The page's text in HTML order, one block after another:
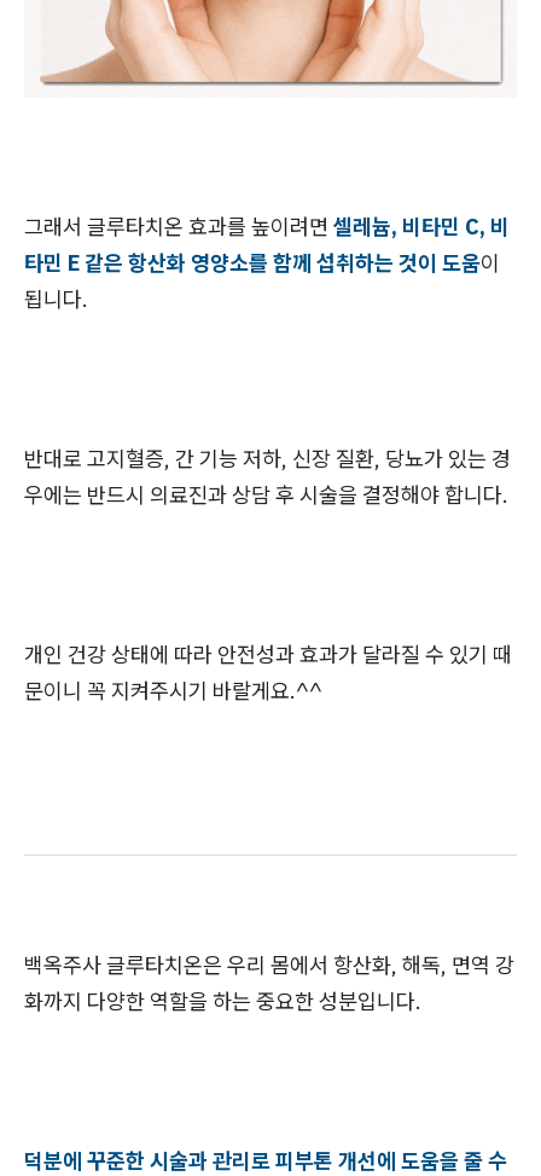
그래서 글루타치온 효과를 높이려면 셀레늄, 비타민 C, 비
타민 E 같은 항산화 영양소를 함께 섭취하는 것이 도움이
됩니다.
반대로 고지혈증, 간 기능 저하, 신장 질환, 당뇨가 있는 경
우에는 반드시 의료진과 상담 후 시술을 결정해야 합니다.
개인 건강 상태에 따라 안전성과 효과가 달라질 수 있기 때
문이니 꼭 지켜주시기 바랄게요.^^
백옥주사 글루타치온은 우리 몸에서 항산화, 해독, 면역 강
화까지 다양한 역할을 하는 중요한 성분입니다.
덕분에 꾸준한 시술과 관리로 피부톤 개선에 도움을 줄 수